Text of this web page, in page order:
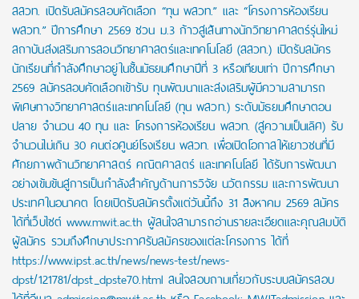
สสวท. เปิดรับสมัครสอบคัดเลือก “ทุน พสวท.” และ “โครงการห้องเรียน
พสวท.” ปีการศึกษา 2569 ชวน ม.3 ก้าวสู่เส้นทางนักวิทยาศาสตร์รุ่นใหม่
สถาบันส่งเสริมการสอนวิทยาศาสตร์และเทคโนโลยี (สสวท.) เปิดรับสมัคร
นักเรียนที่กำลังศึกษาอยู่ในชั้นมัธยมศึกษาปีที่ 3 หรือเทียบเท่า ปีการศึกษา
2569 สมัครสอบคัดเลือกเข้ารับ ทุนพัฒนาและส่งเสริมผู้มีความสามารถ
พิเศษทางวิทยาศาสตร์และเทคโนโลยี (ทุน พสวท.) ระดับมัธยมศึกษาตอน
ปลาย จำนวน 40 ทุน และ โครงการห้องเรียน พสวท. (สู่ความเป็นเลิศ) รับ
จำนวนไม่เกิน 30 คนต่อศูนย์โรงเรียน พสวท. เพื่อเปิดโอกาสให้เยาวชนที่มี
ศักยภาพด้านวิทยาศาสตร์ คณิตศาสตร์ และเทคโนโลยี ได้รับการพัฒนา
อย่างเข้มข้นสู่การเป็นกำลังสำคัญด้านการวิจัย นวัตกรรม และการพัฒนา
ประเทศในอนาคต โดยเปิดรับสมัครตั้งแต่วันนี้ถึง 31 สิงหาคม 2569 สมัคร
ได้ที่เว็บไซต์ www.mwit.ac.th ผู้สนใจสามารถอ่านรายละเอียดและคุณสมบัติ
ผู้สมัคร รวมถึงศึกษาประกาศรับสมัครของแต่ละโครงการ ได้ที่
https://www.ipst.ac.th/news/news-test/news-
dpst/121781/dpst_dpste70.html สนใจสอบถามเกี่ยวกับระบบสมัครสอบ